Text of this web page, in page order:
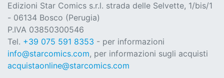
Edizioni Star Comics s.r.l. strada delle Selvette, 1/bis/1
- 06134 Bosco (Perugia)
P.IVA 03850300546
Tel. +39 075 591 8353 - per informazioni
info@starcomics.com, per informazioni sugli acquisti
acquistaonline@starcomics.com